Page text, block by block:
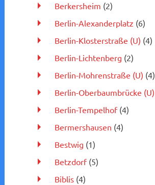
Berkersheim (2)
Berlin-Alexanderplatz (6)
Berlin-Klosterstraße (U) (4)
Berlin-Lichtenberg (2)
Berlin-Mohrenstraße (U) (4)
Berlin-Oberbaumbrücke (U)
Berlin-Tempelhof(4)
Bermershausen (4)
Bestwig (1)
Betzdorf(5)
Biblis(4)